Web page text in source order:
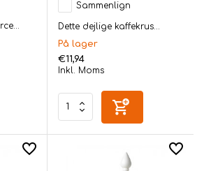
Sammenlign
Dette dejlige kaffekrus...
På lager
€11,94
Inkl. Moms